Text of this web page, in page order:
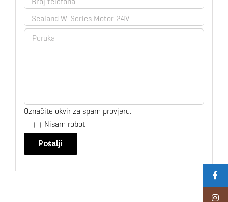
Označite okvir za spam provjeru.
Nisam robot
Alternative: